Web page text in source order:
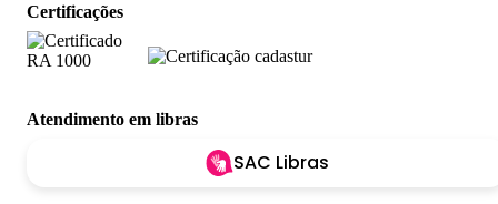
Certificações
Atendimento em libras
SAC Libras